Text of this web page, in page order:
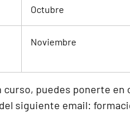
Octubre
Noviembre
puedes ponerte en
siguiente email: